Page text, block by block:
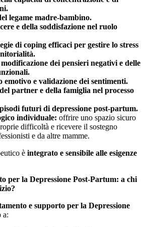
legame madre-bambino.
e della soddisfazione nel ruolo
di coping efficaci per gestire lo stress
dei pensieri negativi e delle
e validazione dei sentimenti.
partner e della famiglia nel processo
futuri di depressione post-partum.
individuale: offrire uno spazio sicuro
difficoltà e ricevere il sostegno
e da altre mamme.
è integrato e sensibile alle esigenze
per la Depressione Post-Partum: a chi
e supporto per la Depressione
a: